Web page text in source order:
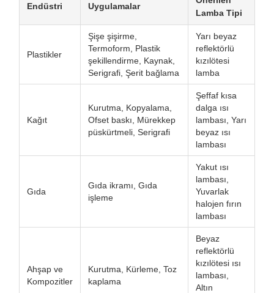
Endüstri Uygulamalar
Lamba Tipi
Plastikler
Şişe şişirme,
Termoform, Plastik
şekillendirme, Kaynak,
Serigrafi, Şerit bağlama
Yarı beyaz
reflektörlü
kızılötesi
lamba
Kağıt
Kurutma, Kopyalama,
Ofset baskı, Mürekkep
püskürtmeli, Serigrafi
Şeffaf kısa
dalga ısı
lambası, Yarı
beyaz ısı
lambası
Gıda
Gıda ikramı, Gıda
işleme
Yakut ısı
lambası,
Yuvarlak
halojen fırın
lambası
Ahşap ve
Kompozitler
Kurutma, Kürleme, Toz
kaplama
Beyaz
reflektörlü
kızılötesi ısı
lambası,
Altın